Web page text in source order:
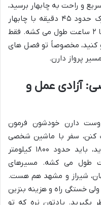
و راحت به چابهار برسید،
هواپیما بهترین انتخابه. فرودگاه کنارک حدود ۴۵ دقیقه با چابهار
فاصله داره. پرواز از تهران حدود ۱.۵ تا ۲ ساعت طول می کشه. فقط
کنید، مخصوصاً تو فصل های
پرواز دارن.
آزادی عمل و
دارن خودشون فرمون
کنن، سفر با ماشین شخصی
عالیه. مثلاً از تهران اگه بخواید بیاید، باید حدود ۱۸۰۰ کیلومتر
کنید که حدود ۱۹-۲۰ ساعت طول می کشه. مسیرهای
شیراز و مشهد هم هست.
خستگی راه و هزینه بنزین
بگیرید. یادتون نره که تو